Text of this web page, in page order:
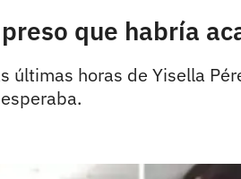
que habría
últimas horas de Yisella